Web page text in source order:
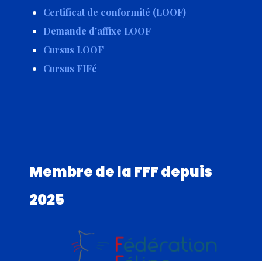
Certificat de conformité (LOOF)
Demande d'affixe LOOF
Cursus LOOF
Cursus FIFé
Membre de la FFF depuis
2025